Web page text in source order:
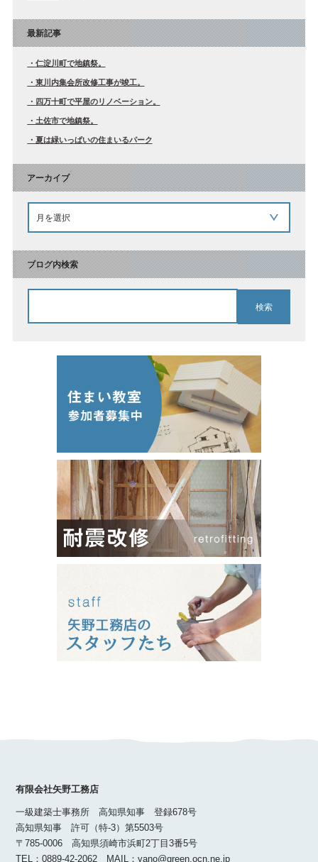
最新記事
仁淀川町で地鎮祭。
東川内集会所改修工事が竣工。
四万十町で平屋のリノベーション。
土佐市で地鎮祭。
夏は緑いっぱいの住まいるパーク
アーカイブ
ブログ内検索
有限会社矢野工務店
一級建築士事務所 高知県知事 登録678号
高知県知事 許可（特-3）第5503号
〒785-0006 高知県須崎市浜町2丁目3番5号
TEL：0889-42-2062 MAIL：yano@green.ocn.ne.jp